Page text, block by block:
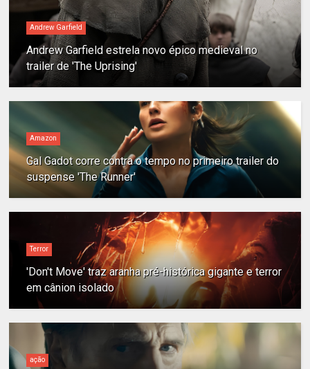
Andrew Garfield
Andrew Garfield estrela novo épico medieval no
trailer de 'The Uprising'
Amazon
Gal Gadot corre contra o tempo no primeiro trailer do
suspense 'The Runner'
Terror
'Don't Move' traz aranha pré-histórica gigante e terror
em cânion isolado
ação